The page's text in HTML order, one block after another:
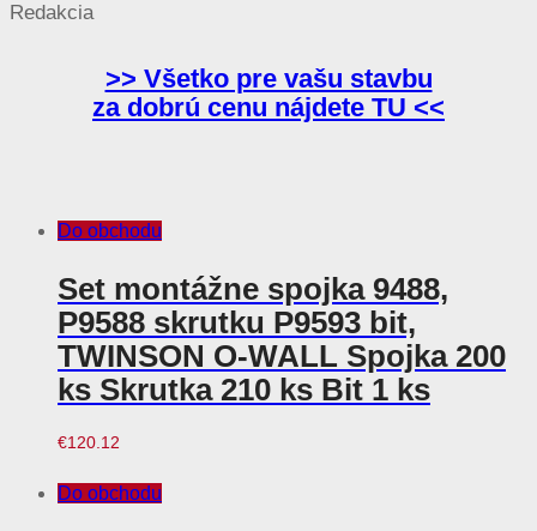
Redakcia
>> Všetko pre vašu stavbu
za dobrú cenu nájdete TU <<
Do obchodu
Set montážne spojka 9488,
P9588 skrutku P9593 bit,
TWINSON O-WALL Spojka 200
ks Skrutka 210 ks Bit 1 ks
€120.12
Do obchodu